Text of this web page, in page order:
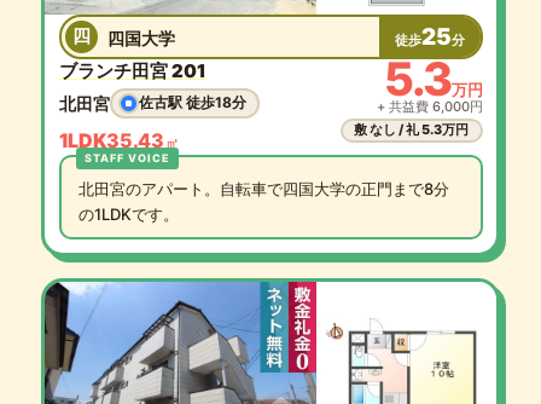
四 四国大学 徒歩25分
ブランチ田宮 201
北田宮 佐古駅 徒歩18分
1LDK35.43 ㎡
5.3万円
+ 共益費 6,000円
敷 なし / 礼 5.3万円
北田宮のアパート。自転車で四国大学の正門まで8分
の1LDKです。